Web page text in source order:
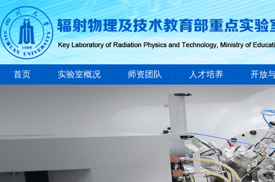
首页 实验室概况 师资团队 人才培养 开放